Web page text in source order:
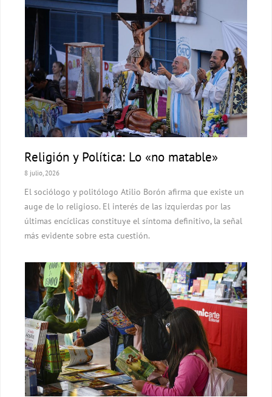
Religión y Política: Lo «no matable»
8 julio, 2026
El sociólogo y politólogo Atilio Borón afirma que existe un
auge de lo religioso. El interés de las izquierdas por las
últimas encíclicas constituye el síntoma definitivo, la señal
más evidente sobre esta cuestión.